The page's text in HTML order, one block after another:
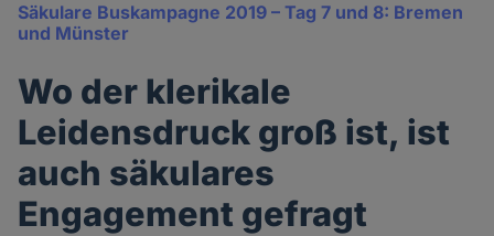
Säkulare Buskampagne 2019 – Tag 7 und 8: Bremen
und Münster
Wo der klerikale
Leidensdruck groß ist, ist
auch säkulares
Engagement gefragt